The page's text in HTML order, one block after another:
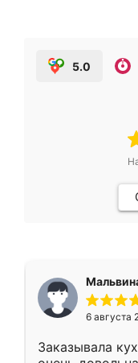
5.0
6 августа
Заказывала